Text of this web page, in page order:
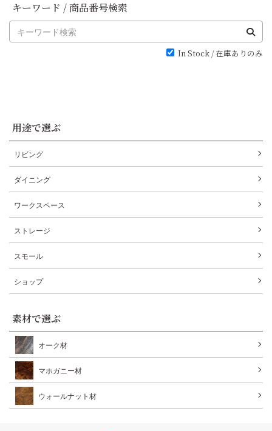
キーワード / 商品番号検索
In Stock / 在庫ありのみ
用途で選ぶ
リビング
ダイニング
ワークスペース
ストレージ
スモール
ショップ
素材で選ぶ
オーク材
マホガニー材
ウォールナット材